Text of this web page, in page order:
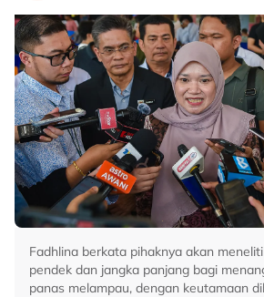
Fadhlina berkata pihaknya akan
pendek dan jangka panjang bagi
panas melampau, dengan keutamaan